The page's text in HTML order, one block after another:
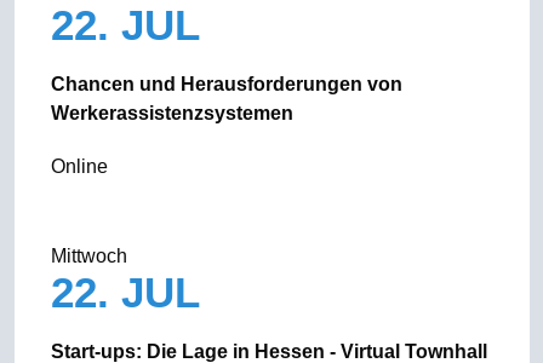
22. JUL
Chancen und Herausforderungen von
Werkerassistenzsystemen
Online
Mittwoch
22. JUL
Start-ups: Die Lage in Hessen - Virtual Townhall